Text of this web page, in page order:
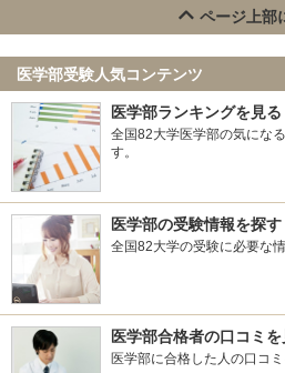
ページ上部
医学部受験人気コンテンツ
医学部ランキングを見る
全国82大学医学部の気にな
す。
医学部の受験情報を探す
全国82大学の受験に必要な
医学部合格者の口コミを
医学部に合格した人の口コ